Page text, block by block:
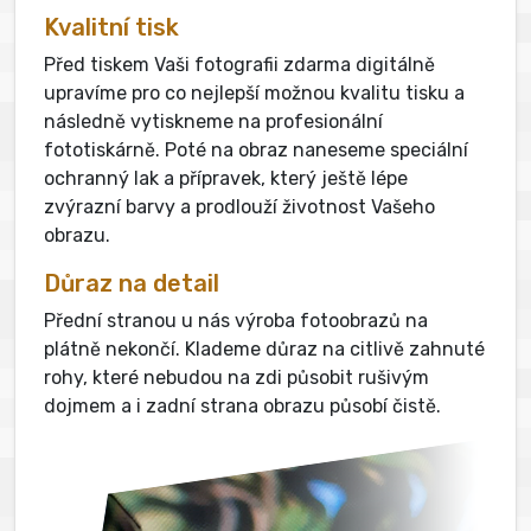
Kvalitní tisk
Před tiskem Vaši fotografii zdarma digitálně
upravíme pro co nejlepší možnou kvalitu tisku a
následně vytiskneme na profesionální
fototiskárně. Poté na obraz naneseme speciální
ochranný lak a přípravek, který ještě lépe
zvýrazní barvy a prodlouží životnost Vašeho
obrazu.
Důraz na detail
Přední stranou u nás výroba fotoobrazů na
plátně nekončí. Klademe důraz na citlivě zahnuté
rohy, které nebudou na zdi působit rušivým
dojmem a i zadní strana obrazu působí čistě.